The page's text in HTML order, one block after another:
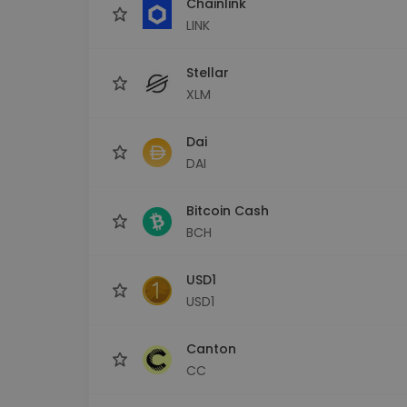
LINK
Stellar
XLM
Dai
DAI
Bitcoin Cash
BCH
USD1
USD1
Canton
CC